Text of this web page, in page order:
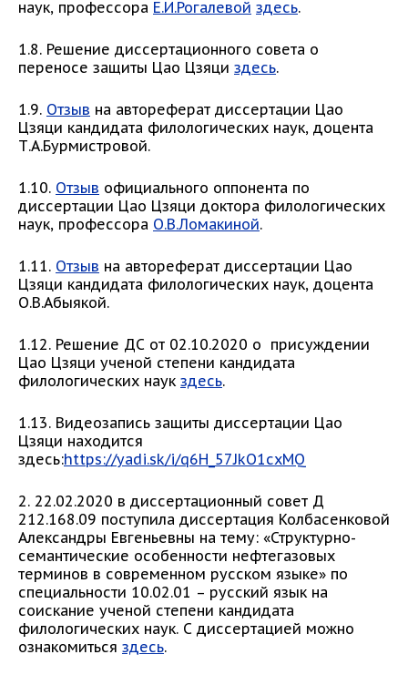
наук, профессора Е.И.Рогалевой здесь.
1.8. Решение диссертационного совета о
переносе защиты Цао Цзяци здесь.
1.9. Отзыв на автореферат диссертации Цао
Цзяци кандидата филологических наук, доцента
Т.А.Бурмистровой.
1.10. Отзыв официального оппонента по
диссертации Цао Цзяци доктора филологических
наук, профессора О.В.Ломакиной.
1.11. Отзыв на автореферат диссертации Цао
Цзяци кандидата филологических наук, доцента
О.В.Абыякой.
1.12. Решение ДС от 02.10.2020 о присуждении
Цао Цзяци ученой степени кандидата
филологических наук здесь.
1.13. Видеозапись защиты диссертации Цао
Цзяци находится
здесь:https://yadi.sk/i/q6H_57JkO1cxMQ
2. 22.02.2020 в диссертационный совет Д
212.168.09 поступила диссертация Колбасенковой
Александры Евгеньевны на тему: «Структурно-
семантические особенности нефтегазовых
терминов в современном русском языке» по
специальности 10.02.01 – русский язык на
соискание ученой степени кандидата
филологических наук. С диссертацией можно
ознакомиться здесь.